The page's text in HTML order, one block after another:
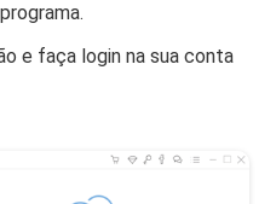
e faça login na sua conta